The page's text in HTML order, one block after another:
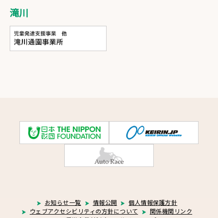
滝川
お知らせ一覧 情報公開
個人情報保護方針
ウェブアクセシビリティの方針について
関係機関リンク